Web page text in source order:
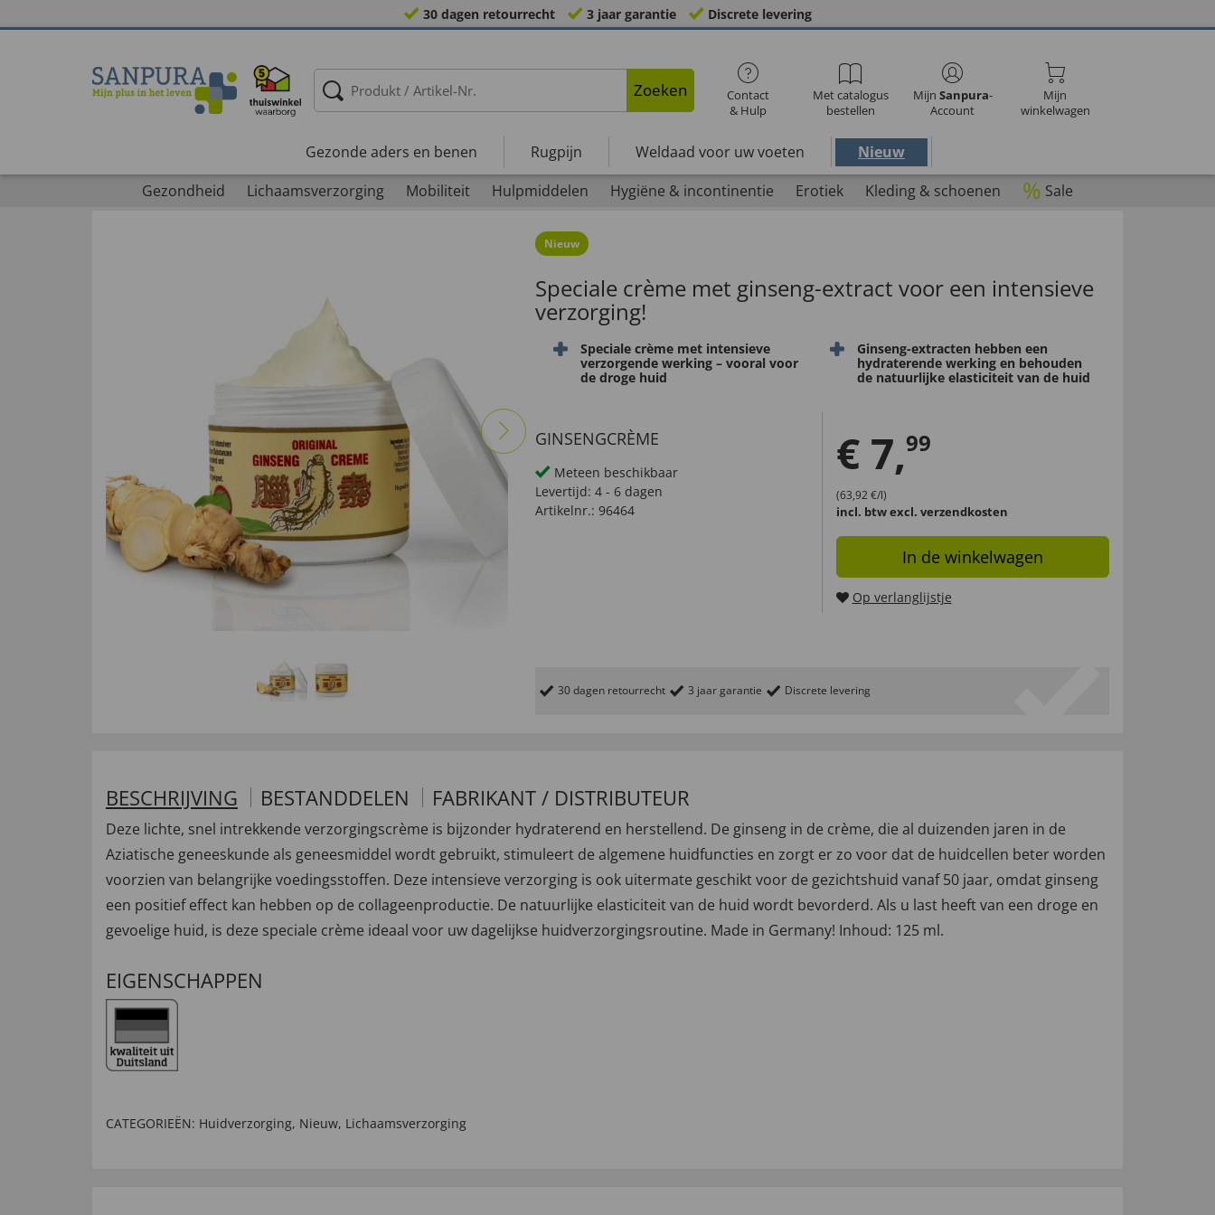
30 dagen retourrecht 3 jaar garantie Discrete levering
Zoeken
Contact
& Hulp
Met catalogus
bestellen
Mijn Sanpura-
Account
Mijn
winkelwagen
Gezonde aders en benen Rugpijn Weldaad voor uw voeten
Nieuw
Gezondheid
Lichaamsverzorging Mobiliteit Hulpmiddelen Hygiëne & incontinentie Erotiek Kleding & schoenen % Sale
Nieuw
Speciale crème met ginseng-extract voor een intensieve
verzorging!
Speciale crème met intensieve
verzorgende werking – vooral voor
de droge huid
Ginseng-extracten hebben een
hydraterende werking en behouden
de natuurlijke elasticiteit van de huid
GINSENGCRÈME
Meteen beschikbaar
Levertijd: 4 - 6 dagen
Artikelnr.: 96464
€ 7,99
(63,92 €/l)
incl. btwexcl. verzendkosten
In de winkelwagen
Op verlanglijstje
30 dagen retourrecht 3 jaar garantie Discrete levering
BESCHRIJVING BESTANDDELEN FABRIKANT / DISTRIBUTEUR
Deze lichte, snel intrekkende verzorgingscrème is bijzonder hydraterend en herstellend. De ginseng in de crème, die al duizenden jaren in de
Aziatische geneeskunde als geneesmiddel wordt gebruikt, stimuleert de algemene huidfuncties en zorgt er zo voor dat de huidcellen beter worden
voorzien van belangrijke voedingsstoffen. Deze intensieve verzorging is ook uitermate geschikt voor de gezichtshuid vanaf 50 jaar, omdat ginseng
een positief effect kan hebben op de collageenproductie. De natuurlijke elasticiteit van de huid wordt bevorderd. Als u last heeft van een droge en
gevoelige huid, is deze speciale crème ideaal voor uw dagelijkse huidverzorgingsroutine. Made in Germany! Inhoud: 125 ml.
EIGENSCHAPPEN
CATEGORIEËN: Huidverzorging, Nieuw, Lichaamsverzorging